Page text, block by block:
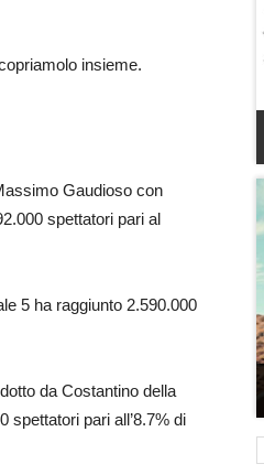
insieme.
Gaudioso con
spettatori pari al
5 ha raggiunto 2.590.000
da Costantino della
spettatori pari all’8.7% di